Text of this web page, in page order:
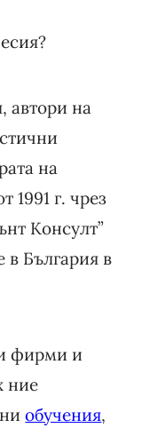
автори на
на
1991 г. чрез
Консулт”
в България в
фирми и
ние
обучения,